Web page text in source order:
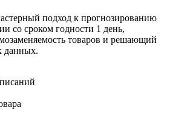
подход к прогнозированию
со сроком годности 1 день,
товаров и решающий
данных.